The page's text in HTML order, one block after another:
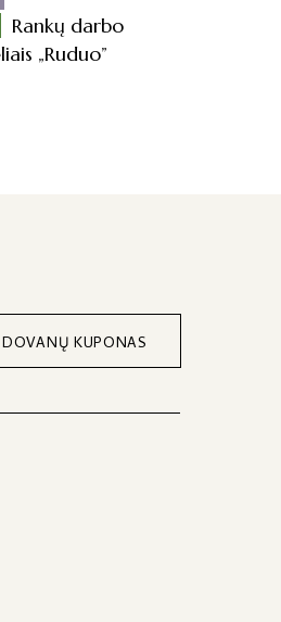
Rankų darbo
„Ruduo”
DOVANŲ KUPONAS